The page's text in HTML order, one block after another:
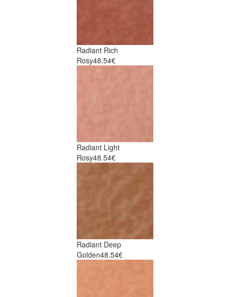
Radiant Rich
Rosy48.54€
Radiant Light
Rosy48.54€
Radiant Deep
Golden48.54€